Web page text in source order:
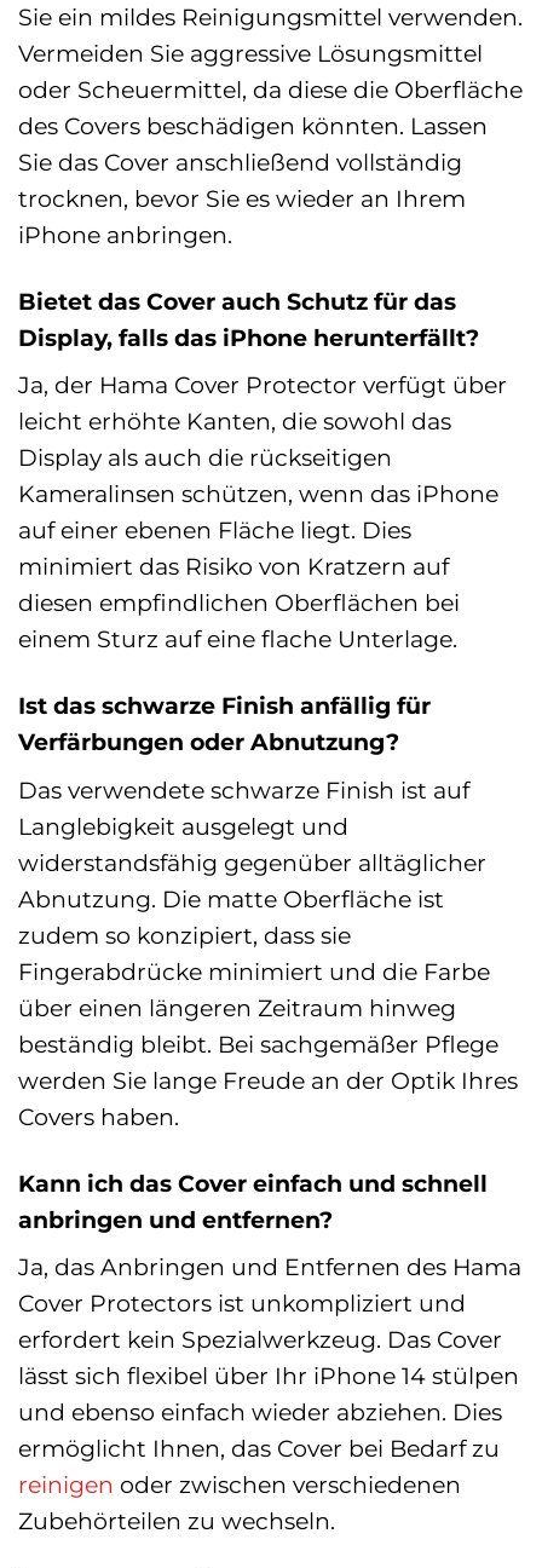
Sie ein mildes Reinigungsmittel verwenden.
Vermeiden Sie aggressive Lösungsmittel
oder Scheuermittel, da diese die Oberfläche
des Covers beschädigen könnten. Lassen
Sie das Cover anschließend vollständig
trocknen, bevor Sie es wieder an Ihrem
iPhone anbringen.
Bietet das Cover auch Schutz für das
Display, falls das iPhone herunterfällt?
Ja, der Hama Cover Protector verfügt über
leicht erhöhte Kanten, die sowohl das
Display als auch die rückseitigen
Kameralinsen schützen, wenn das iPhone
auf einer ebenen Fläche liegt. Dies
minimiert das Risiko von Kratzern auf
diesen empfindlichen Oberflächen bei
einem Sturz auf eine flache Unterlage.
Ist das schwarze Finish anfällig für
Verfärbungen oder Abnutzung?
Das verwendete schwarze Finish ist auf
Langlebigkeit ausgelegt und
widerstandsfähig gegenüber alltäglicher
Abnutzung. Die matte Oberfläche ist
zudem so konzipiert, dass sie
Fingerabdrücke minimiert und die Farbe
über einen längeren Zeitraum hinweg
beständig bleibt. Bei sachgemäßer Pflege
werden Sie lange Freude an der Optik Ihres
Covers haben.
Kann ich das Cover einfach und schnell
anbringen und entfernen?
Ja, das Anbringen und Entfernen des Hama
Cover Protectors ist unkompliziert und
erfordert kein Spezialwerkzeug. Das Cover
lässt sich flexibel über Ihr iPhone 14 stülpen
und ebenso einfach wieder abziehen. Dies
ermöglicht Ihnen, das Cover bei Bedarf zu
reinigen oder zwischen verschiedenen
Zubehörteilen zu wechseln.